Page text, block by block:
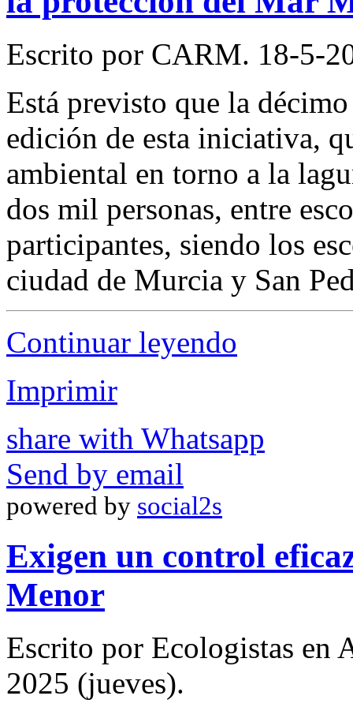
Escrito por CARM. 18-5-
Está previsto que la
edición de esta iniciativa,
ambiental en torno a la
dos mil personas, entre
participantes, siendo los
ciudad de Murcia y San
Continuar leyendo
Imprimir
share with Whatsapp
Send by email
powered by social2s
Exigen un control
Menor
Escrito por Ecologistas en
2025 (jueves).